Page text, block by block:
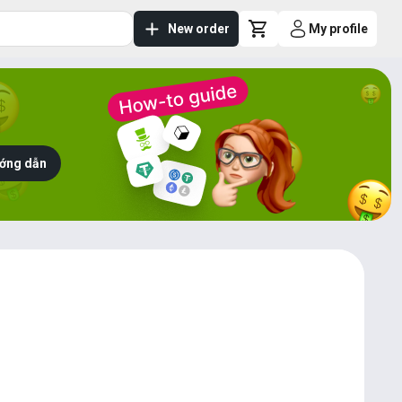
New order My profile
dẫn